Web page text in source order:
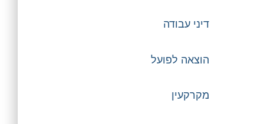
דיני עבודה
הוצאה לפועל
מקרקעין